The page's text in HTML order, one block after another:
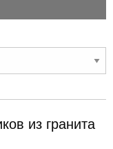
из гранита